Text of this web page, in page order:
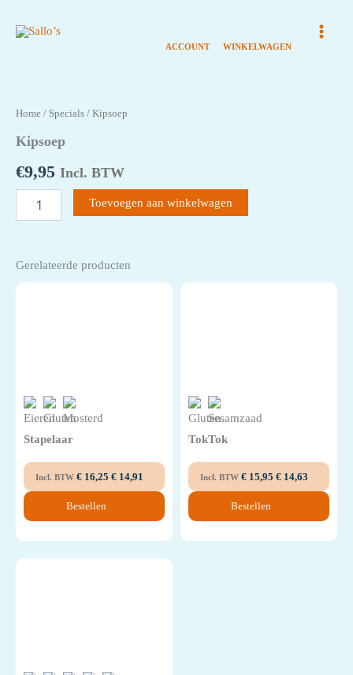
naar
Home / Specials / Kipsoep
Kipsoep
€9,95 Incl. BTW
aantal
Toevoegen aan winkelwagen
Gerelateerde producten
Stapelaar
Incl. BTW € 16,25 € 14,91
Bestellen
TokTok
Incl. BTW € 15,95 € 14,63
Bestellen